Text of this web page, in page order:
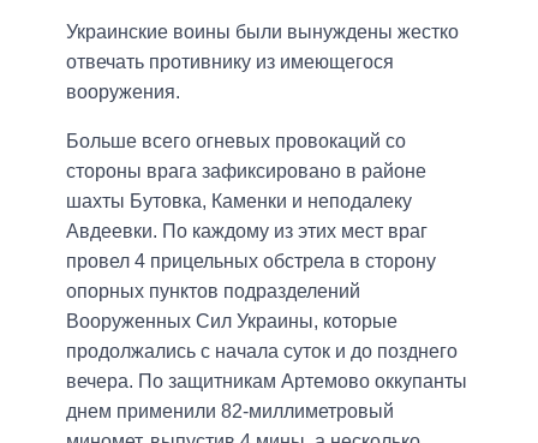
Украинские воины были вынуждены жестко
отвечать противнику из имеющегося
вооружения.
Больше всего огневых провокаций со
стороны врага зафиксировано в районе
шахты Бутовка, Каменки и неподалеку
Авдеевки. По каждому из этих мест враг
провел 4 прицельных обстрела в сторону
опорных пунктов подразделений
Вооруженных Сил Украины, которые
продолжались с начала суток и до позднего
вечера. По защитникам Артемово оккупанты
днем ​​применили 82-миллиметровый